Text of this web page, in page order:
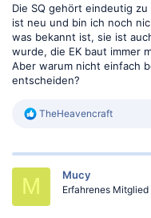
Die SQ gehört eindeutig
ist neu und bin ich noch
was bekannt ist, sie ist
wurde, die EK baut immer
Aber warum nicht einfach
entscheiden?
R
k
i
TheHeavencraft
M Mucy
Erfahrenes Mitglied